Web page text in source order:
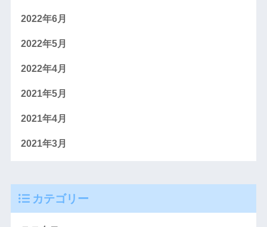
2022年6月
2022年5月
2022年4月
2021年5月
2021年4月
2021年3月
カテゴリー